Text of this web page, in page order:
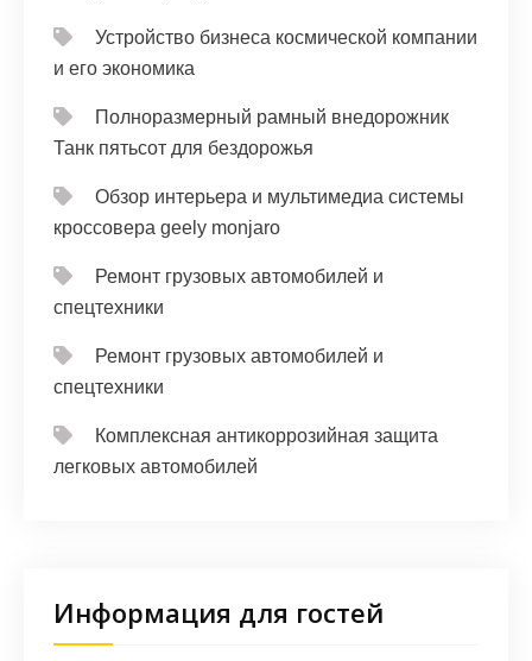
Устройство бизнеса космической компании
и его экономика
Полноразмерный рамный внедорожник
Танк пятьсот для бездорожья
Обзор интерьера и мультимедиа системы
кроссовера geely monjaro
Ремонт грузовых автомобилей и
спецтехники
Ремонт грузовых автомобилей и
спецтехники
Комплексная антикоррозийная защита
легковых автомобилей
Информация для гостей